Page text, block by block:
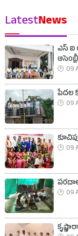
LatestNews
ఎస్ ఐ
09
పేదల
09
09
09